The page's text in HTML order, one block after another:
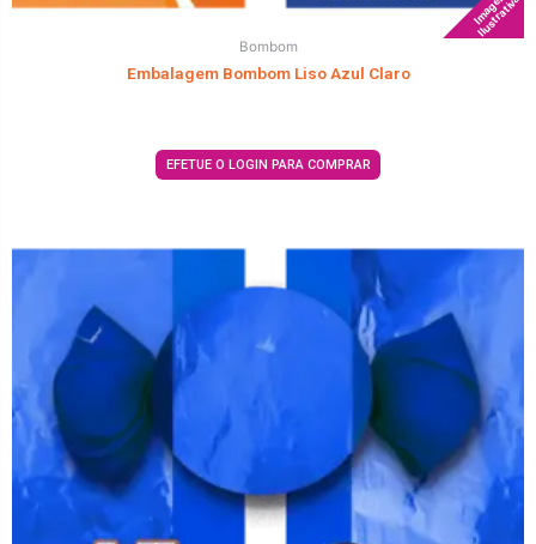
Ilustrativa
Bombom
Embalagem Bombom Liso Azul Claro
EFETUE O LOGIN PARA COMPRAR